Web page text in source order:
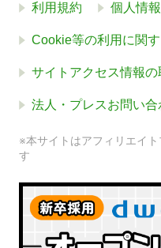
利用規約 個人情
Cookie等の利用に関
サイトアクセス情報の
法人・プレスお問い合
※本サイトはアフィリエイ
す